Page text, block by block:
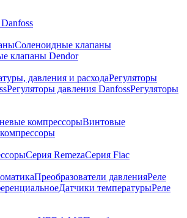
Соленоидные клапаны
клапаны Dendor
давления и расходаРегуляторы
Регуляторы давления DanfossРегуляторы
компрессорыВинтовые
Серия RemezaСерия Fiac
Преобразователи давленияРеле
Датчики температурыРеле